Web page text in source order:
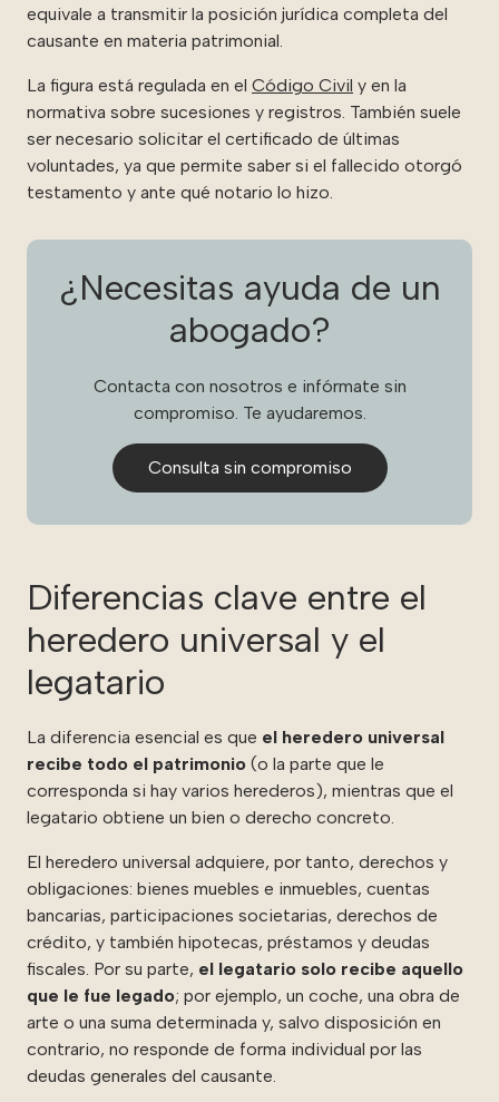
equivale a transmitir la posición jurídica completa del
causante en materia patrimonial.
La figura está regulada en el Código Civil y en la
normativa sobre sucesiones y registros. También suele
ser necesario solicitar el certificado de últimas
voluntades, ya que permite saber si el fallecido otorgó
testamento y ante qué notario lo hizo.
¿Necesitas ayuda de un
abogado?
Contacta con nosotros e infórmate sin
compromiso. Te ayudaremos.
Consulta sin compromiso
Diferencias clave entre el
heredero universal y el
legatario
La diferencia esencial es que el heredero universal
recibe todo el patrimonio (o la parte que le
corresponda si hay varios herederos), mientras que el
legatario obtiene un bien o derecho concreto.
El heredero universal adquiere, por tanto, derechos y
obligaciones: bienes muebles e inmuebles, cuentas
bancarias, participaciones societarias, derechos de
crédito, y también hipotecas, préstamos y deudas
fiscales. Por su parte, el legatario solo recibe aquello
que le fue legado; por ejemplo, un coche, una obra de
arte o una suma determinada y, salvo disposición en
contrario, no responde de forma individual por las
deudas generales del causante.